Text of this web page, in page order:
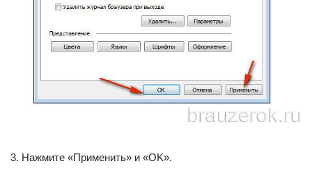
3. Нажмите «Применить» и «OK».